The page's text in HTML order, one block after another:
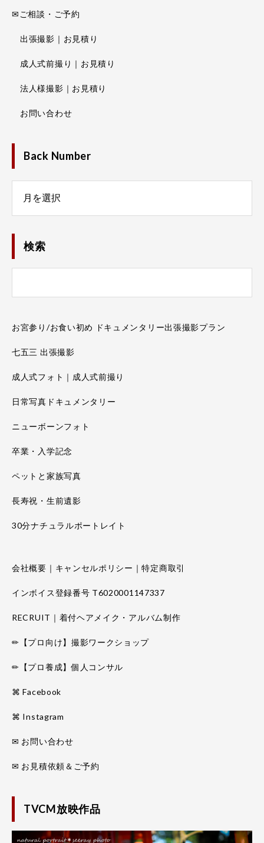
✉ご相談・ご予約
出張撮影｜お見積り
成人式前撮り｜お見積り
法人様撮影｜お見積り
お問い合わせ
Back Number
検索
お宮参り/お食い初め ドキュメンタリー出張撮影プラン
七五三 出張撮影
成人式フォト｜成人式前撮り
日常写真ドキュメンタリー
ニューボーンフォト
卒業・入学記念
ペットと家族写真
長寿祝・生前遺影
30分ナチュラルポートレイト
会社概要｜キャンセルポリシー｜特定商取引
インボイス登録番号 T6020001147337
RECRUIT｜着付ヘアメイク・アルバム制作
✏【プロ向け】撮影ワークショップ
✏【プロ養成】個人コンサル
⌘ Facebook
⌘ Instagram
✉ お問い合わせ
✉ お見積依頼＆ご予約
TVCM放映作品